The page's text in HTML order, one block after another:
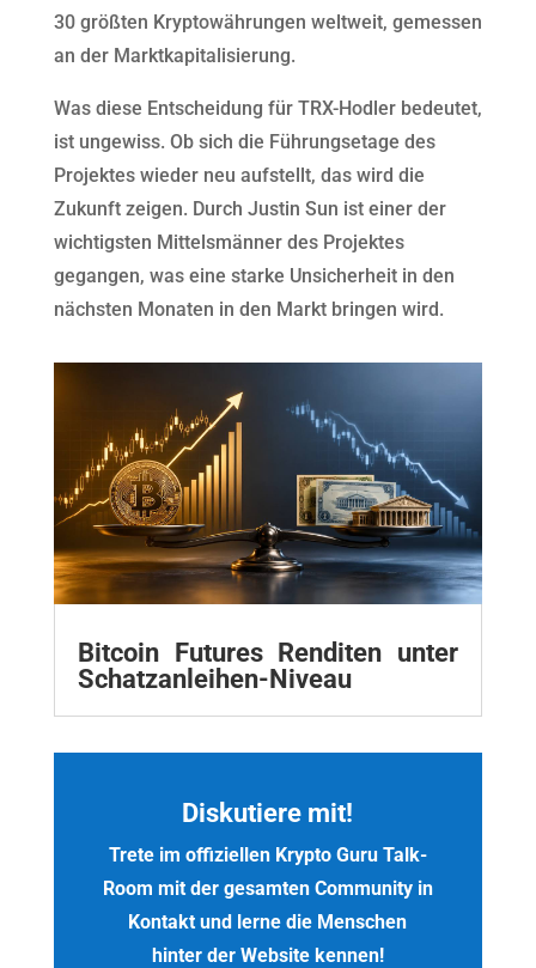
30 größten Kryptowährungen weltweit, gemessen
an der Marktkapitalisierung.
Was diese Entscheidung für TRX-Hodler bedeutet,
ist ungewiss. Ob sich die Führungsetage des
Projektes wieder neu aufstellt, das wird die
Zukunft zeigen. Durch Justin Sun ist einer der
wichtigsten Mittelsmänner des Projektes
gegangen, was eine starke Unsicherheit in den
nächsten Monaten in den Markt bringen wird.
Bitcoin Futures Renditen unter
Schatzanleihen-Niveau
Diskutiere mit!
Trete im offiziellen Krypto Guru Talk-
Room mit der gesamten Community in
Kontakt und lerne die Menschen
hinter der Website kennen!